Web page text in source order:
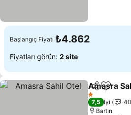
Başlangıç Fiyatı ₺4.862
Fiyatları görün: 2 site
Paylaş
Amasra
1 Yıldız
7,5 İyi
Bartın